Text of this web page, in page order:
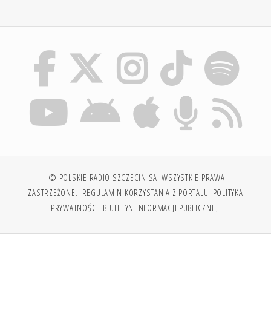
© POLSKIE RADIO SZCZECIN SA. WSZYSTKIE PRAWA
ZASTRZEŻONE. REGULAMIN KORZYSTANIA Z PORTALU POLITYKA
PRYWATNOŚCI BIULETYN INFORMACJI PUBLICZNEJ